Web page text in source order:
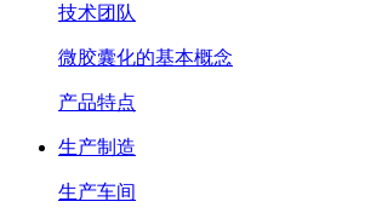
技术团队
微胶囊化的基本概念
产品特点
生产制造
生产车间